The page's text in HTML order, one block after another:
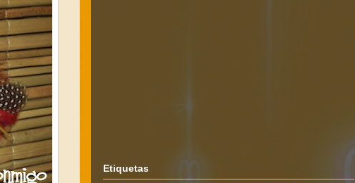
Etiquetas